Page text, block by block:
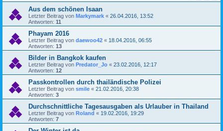
Aus dem schönen Isaan
Letzter Beitrag von Markymark « 26.04.2016, 13:52
Antworten: 11
Phayam 2016
Letzter Beitrag von daewoo42 « 18.04.2016, 06:55
Antworten: 13
Bilder in Bangkok kaufen
Letzter Beitrag von Predator_Jo « 23.02.2016, 12:17
Antworten: 12
Passkontrollen durch thailändische Polizei
Letzter Beitrag von smile « 21.02.2016, 20:38
Antworten: 3
Durchschnittliche Tagesausgaben als Urlauber in Thailand
Letzter Beitrag von Roland « 19.02.2016, 19:29
Antworten: 7